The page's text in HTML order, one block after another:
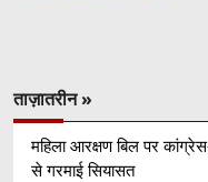
ताज़ातरीन »
महिला आरक्षण बिल पर
से गरमाई सियासत